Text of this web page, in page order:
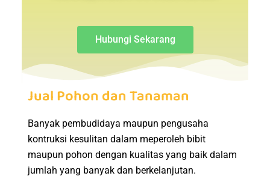
Hubungi Sekarang
Jual Pohon dan Tanaman
Banyak pembudidaya maupun pengusaha
kontruksi kesulitan dalam meperoleh bibit
maupun pohon dengan kualitas yang baik dalam
jumlah yang banyak dan berkelanjutan.